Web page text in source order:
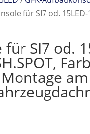
für SI7 od. 15LED-
SI7 od.
am